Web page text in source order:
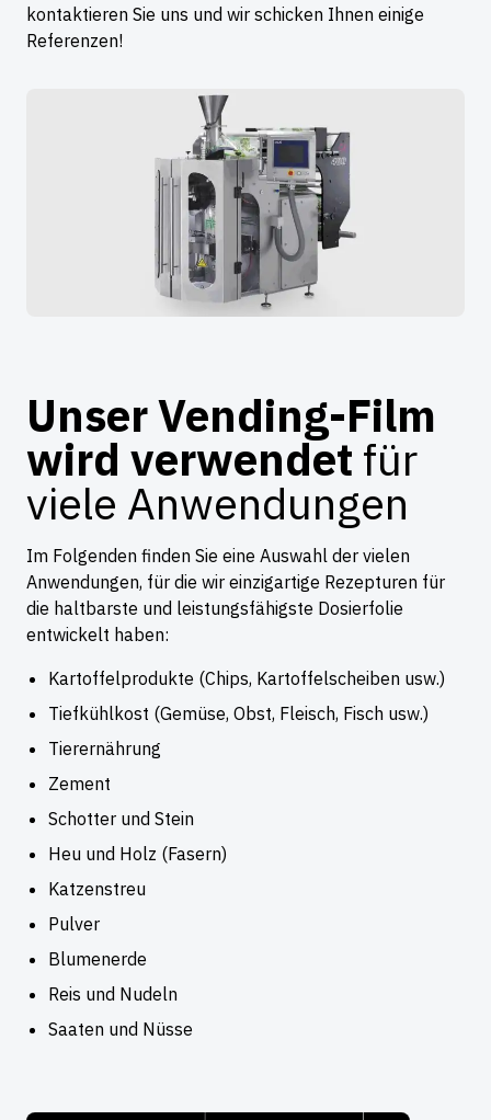
kontaktieren Sie uns und wir schicken Ihnen einige
Referenzen!
Unser Vending-Film
wird verwendet für
viele Anwendungen
Im Folgenden finden Sie eine Auswahl der vielen
Anwendungen, für die wir einzigartige Rezepturen für
die haltbarste und leistungsfähigste Dosierfolie
entwickelt haben:
Kartoffelprodukte (Chips, Kartoffelscheiben usw.)
Tiefkühlkost (Gemüse, Obst, Fleisch, Fisch usw.)
Tierernährung
Zement
Schotter und Stein
Heu und Holz (Fasern)
Katzenstreu
Pulver
Blumenerde
Reis und Nudeln
Saaten und Nüsse